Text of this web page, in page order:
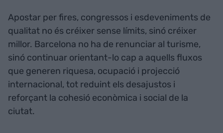
Apostar per fires, congressos i esdeveniments de
qualitat no és créixer sense límits, sinó créixer
millor. Barcelona no ha de renunciar al turisme,
sinó continuar orientant-lo cap a aquells fluxos
que generen riquesa, ocupació i projecció
internacional, tot reduint els desajustos i
reforçant la cohesió econòmica i social de la
ciutat.